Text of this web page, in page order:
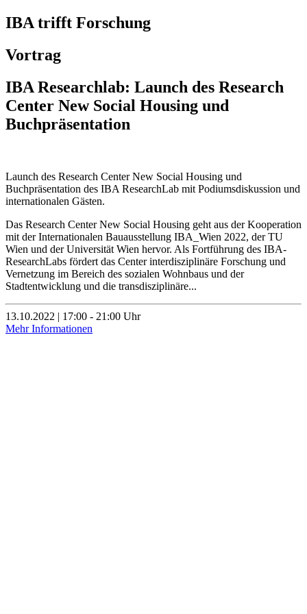
IBA trifft Forschung
Vortrag
IBA Researchlab: Launch des Research
Center New Social Housing und
Buchpräsentation
Launch des Research Center New Social Housing und
Buchpräsentation des IBA ResearchLab mit Podiumsdiskussion und
internationalen Gästen.
Das Research Center New Social Housing geht aus der Kooperation
mit der Internationalen Bauausstellung IBA_Wien 2022, der TU
Wien und der Universität Wien hervor. Als Fortführung des IBA-
ResearchLabs fördert das Center interdisziplinäre Forschung und
Vernetzung im Bereich des sozialen Wohnbaus und der
Stadtentwicklung und die transdisziplinäre...
13.10.2022 | 17:00 - 21:00 Uhr
Mehr Informationen